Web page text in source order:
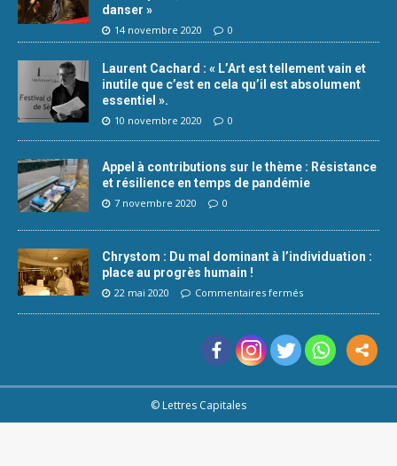
danser »
14 novembre 2020 0
Laurent Cachard : « L’Art est tellement vain et
inutile que c’est en cela qu’il est absolument
essentiel ».
10 novembre 2020 0
Appel à contributions sur le thème : Résistance
et résilience en temps de pandémie
7 novembre 2020 0
Chrystom : Du mal dominant à l’individuation :
place au progrès humain !
22 mai 2020 Commentaires fermés
© Lettres Capitales